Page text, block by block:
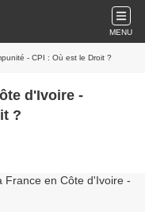
MENU
- CPI : Où est le Droit ?
d'Ivoire -
?